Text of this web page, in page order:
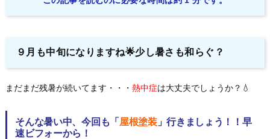
９月も中旬になりますね🌟少し暑さも和らぐ？
まだまだ残暑が続いてます・・・ 熱中症は大丈夫でしょうか？💧
そんな暑い中、今回も「 屋根塗装」行きましょう！！早
速ビフォーから！